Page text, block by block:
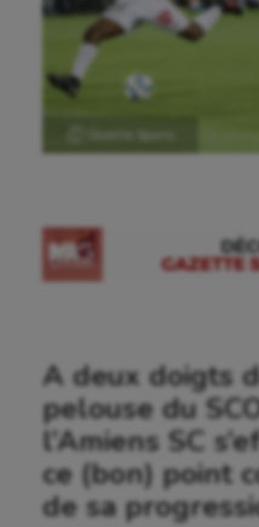
A deux doigts
pelouse du
l’Amiens SC
ce (bon) point
de sa